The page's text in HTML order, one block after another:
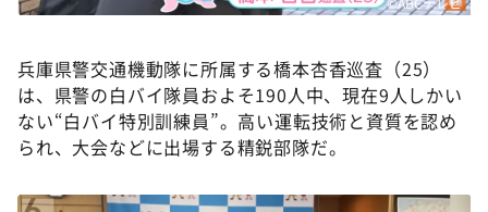
兵庫県警交通機動隊に所属する橋本杏香巡査（25）
は、県警の白バイ隊員およそ190人中、現在9人しかい
ない“白バイ特別訓練員”。高い運転技術と資質を認め
られ、大会などに出場する精鋭部隊だ。